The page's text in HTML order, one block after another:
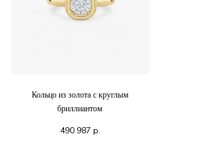
Кольцо из золота с круглым
бриллиантом
490 987 р.